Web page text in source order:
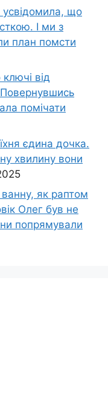
усвідомила, що
І ми з
план помсти
від
помічати
єдина дочка.
хвилину вони
як раптом
Олег був не
попрямували